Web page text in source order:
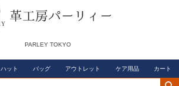
PARLEY TOKYO
ハット バッグ アウトレット ケア用品 カート